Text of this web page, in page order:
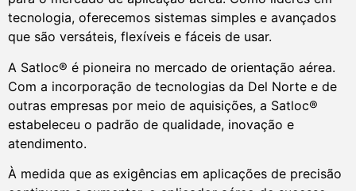
tecnologia, oferecemos sistemas simples e avançados
que são versáteis, flexíveis e fáceis de usar.
A Satloc® é pioneira no mercado de orientação aérea.
Com a incorporação de tecnologias da Del Norte e de
outras empresas por meio de aquisições, a Satloc®
estabeleceu o padrão de qualidade, inovação e
atendimento.
À medida que as exigências em aplicações de precisão